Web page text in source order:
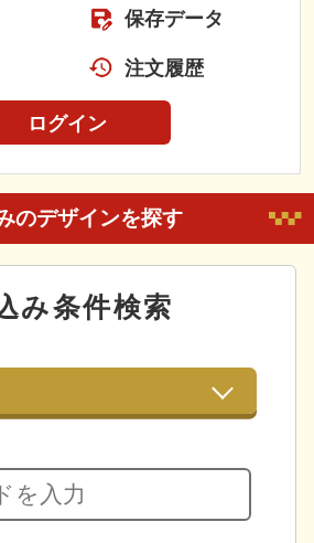
保存データ
注文履歴
ログイン
のデザインを探す
み条件検索